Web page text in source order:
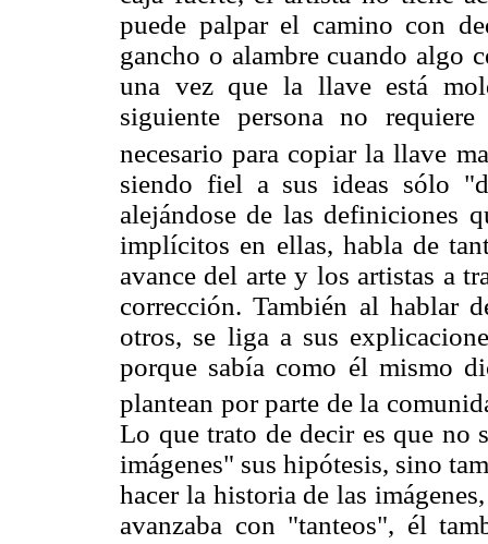
puede palpar el camino con
gancho o alambre cuando algo
una vez que la llave está
siguiente persona no
necesario para copiar la llave
siendo fiel a sus ideas sólo
alejándose de las definiciones
implícitos en ellas, habla de
avance del arte y los artistas a
corrección. También al hablar
otros, se liga a sus
porque sabía como él mismo
plantean por parte de la
Lo que trato de decir es que no
imágenes" sus hipótesis, sino
hacer la historia de las
avanzaba con "tanteos", él